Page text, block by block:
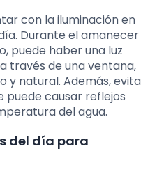
con la iluminación en
Durante el amanecer
puede haber una luz
través de una ventana,
y natural. Además, evita
puede causar reflejos
del agua.
del día para